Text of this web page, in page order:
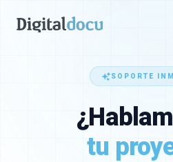
SOPORTE
tu